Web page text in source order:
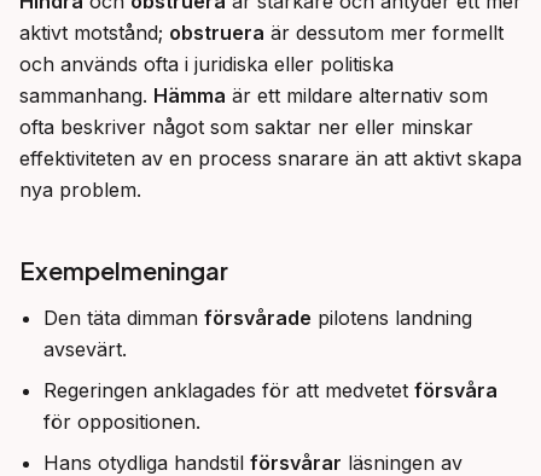
aktivt motstånd; obstruera är dessutom mer formellt
och används ofta i juridiska eller politiska
sammanhang. Hämma är ett mildare alternativ som
ofta beskriver något som saktar ner eller minskar
effektiviteten av en process snarare än att aktivt skapa
nya problem.
Exempelmeningar
Den täta dimman försvårade pilotens landning
avsevärt.
Regeringen anklagades för att medvetet försvåra
för oppositionen.
Hans otydliga handstil försvårar läsningen av